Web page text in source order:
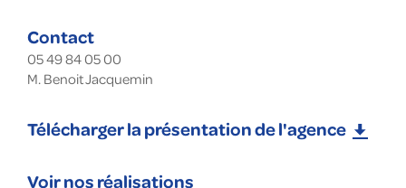
Contact
05 49 84 05 00
M. Benoit Jacquemin
Télécharger la présentation de l'agence
Voir nos réalisations